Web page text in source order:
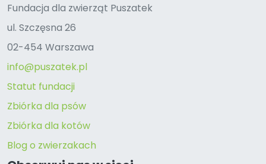
Fundacja dla zwierząt Puszatek
ul. Szczęsna 26
02-454 Warszawa
info@puszatek.pl
Statut fundacji
Zbiórka dla psów
Zbiórka dla kotów
Blog o zwierzakach